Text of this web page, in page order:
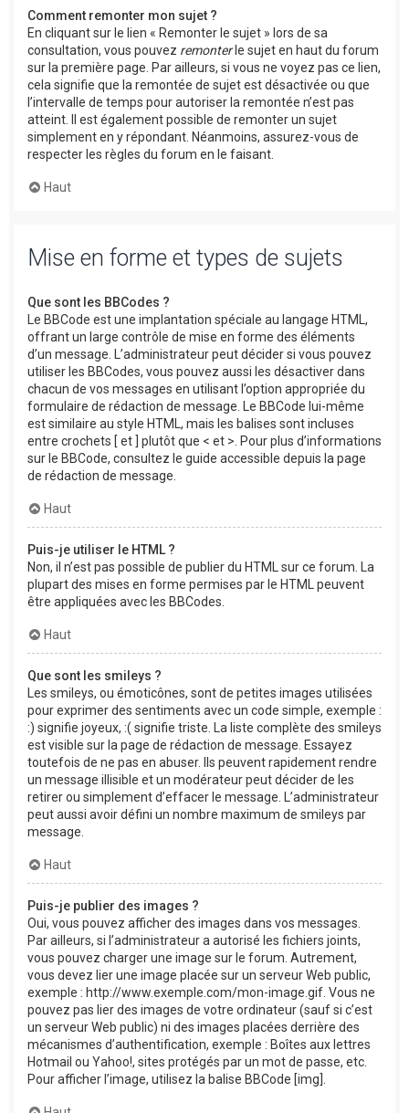
Comment remonter mon sujet ?
En cliquant sur le lien « Remonter le sujet » lors de sa
consultation, vous pouvez remonterle sujet en haut du forum
sur la première page. Par ailleurs, si vous ne voyez pas ce lien,
cela signifie que la remontée de sujet est désactivée ou que
l’intervalle de temps pour autoriser la remontée n’est pas
atteint. Il est également possible de remonter un sujet
simplement en y répondant. Néanmoins, assurez-vous de
respecter les règles du forum en le faisant.
Haut
Mise en forme et types de sujets
Que sont les BBCodes ?
Le BBCode est une implantation spéciale au langage HTML,
offrant un large contrôle de mise en forme des éléments
d’un message. L’administrateur peut décider si vous pouvez
utiliser les BBCodes, vous pouvez aussi les désactiver dans
chacun de vos messages en utilisant l’option appropriée du
formulaire de rédaction de message. Le BBCode lui-même
est similaire au style HTML, mais les balises sont incluses
entre crochets [ et ] plutôt que < et >. Pour plus d’informations
sur le BBCode, consultez le guide accessible depuis la page
de rédaction de message.
Haut
Puis-je utiliser le HTML ?
Non, il n’est pas possible de publier du HTML sur ce forum. La
plupart des mises en forme permises par le HTML peuvent
être appliquées avec les BBCodes.
Haut
Que sont les smileys ?
Les smileys, ou émoticônes, sont de petites images utilisées
pour exprimer des sentiments avec un code simple, exemple :
:) signifie joyeux, :( signifie triste. La liste complète des smileys
est visible sur la page de rédaction de message. Essayez
toutefois de ne pas en abuser. Ils peuvent rapidement rendre
un message illisible et un modérateur peut décider de les
retirer ou simplement d’effacer le message. L’administrateur
peut aussi avoir défini un nombre maximum de smileys par
message.
Haut
Puis-je publier des images ?
Oui, vous pouvez afficher des images dans vos messages.
Par ailleurs, si l’administrateur a autorisé les fichiers joints,
vous pouvez charger une image sur le forum. Autrement,
vous devez lier une image placée sur un serveur Web public,
exemple : http://www.exemple.com/mon-image.gif. Vous ne
pouvez pas lier des images de votre ordinateur (sauf si c’est
un serveur Web public) ni des images placées derrière des
mécanismes d’authentification, exemple : Boîtes aux lettres
Hotmail ou Yahoo!, sites protégés par un mot de passe, etc.
Pour afficher l’image, utilisez la balise BBCode [img].